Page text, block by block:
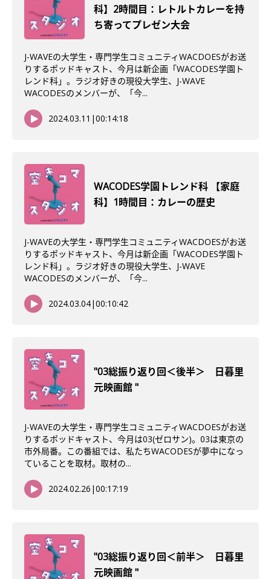
科】2時間目：レトルトカレーを持
ち寄ってプレゼン大会
J-WAVEの大学生・専門学生コミュニティWACDOESがお送
りするポッドキャスト、今月は新企画「WACODES学園ト
レンド科」。ラジオ好きの現役大学生、J-WAVE
WACODESのメンバーが、「今...
2024.03.11 |00:14:18
WACODES学園トレンド科 【家庭
科】1時間目：カレーの歴史
J-WAVEの大学生・専門学生コミュニティWACDOESがお送
りするポッドキャスト、今月は新企画「WACODES学園ト
レンド科」。ラジオ好きの現役大学生、J-WAVE
WACODESのメンバーが、「今...
2024.03.04|00:10:42
"03総振り返り回＜後半＞ 日暮里
元映画館 "
J-WAVEの大学生・専門学生コミュニティWACDOESがお送
りするポッドキャスト、今月は03(ゼロサン)。03は東京の
市外局番。この番組では、私たちWACODESが夢中になっ
ていることを取材。取材の...
2024.02.26 |00:17:19
"03総振り返り回＜前半＞ 日暮里
元映画館 "